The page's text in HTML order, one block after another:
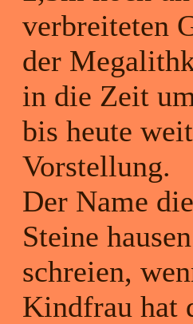
verbreiteten
der
in die Zeit
bis heute
Vorstellung.
Der Name
Steine
schreien,
Kindfrau hat